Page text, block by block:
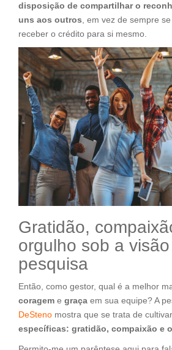
disposição de compartilhar o
uns aos outros , em vez de sempre
receber o crédito para si mesmo.
Gratidão,
orgulho sob a
pesquisa
Então, como gestor, qual é a melhor
coragem e graça em sua equipe? A
DeSteno mostra que se trata de cultivar
específicas: gratidão, compaixão e